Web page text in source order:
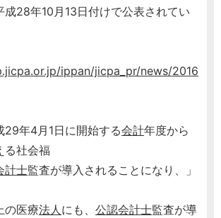
成28年10月13日付けで公表されてい
ippan/jicpa_pr/news/2016
29年4月1日に開始する会計年度から
る社会福
計士監査が導入されることになり、」
の医療法人にも、 公認会計士監査が導